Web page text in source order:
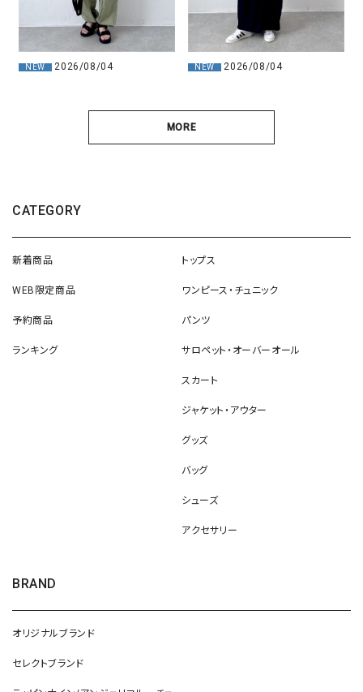
NEW 2026/08/04 NEW 2026/08/04
MORE
CATEGORY
新着商品
WEB限定商品
予約商品
ランキング
トップス
ワンピース・チュニック
パンツ
サロペット・オーバーオール
スカート
ジャケット・アウター
グッズ
バッグ
シューズ
アクセサリー
BRAND
オリジナルブランド
セレクトブランド